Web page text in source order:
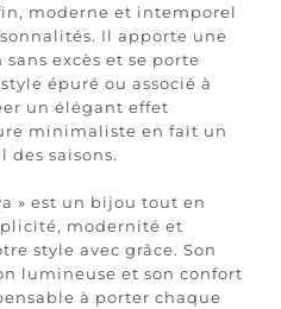
moderne et intemporel
Il apporte une
excès et se porte
épuré ou associé à
un élégant effet
minimaliste en fait un
saisons.
» est un bijou tout en
modernité et
style avec grâce. Son
lumineuse et son confort
à porter chaque